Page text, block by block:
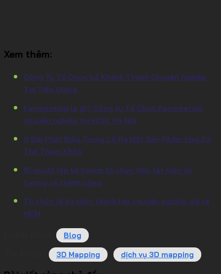
Xem thêm:
Công Ty Tổ Chức Lễ Khánh Thành Chuyên Nghiệp
Tại Tiền Giang
Fanmeeting là gì? Công ty Tổ Chức Fanmeeting
chuyên nghiệp tại HCM, Hà Nội
9 Bài Phát Biểu Trong Lễ Ra Mắt Sản Phẩm Hay Có
Thể Tham Khảo
Bí quyết lập kế hoạch tổ chức tiệc tất niên ấn
tượng và thành công
Tổ chức lễ kỷ niệm thành lập chuyên nghiệp giá rẻ
HCM
Blog
3D Mapping dịch vụ 3D mapping